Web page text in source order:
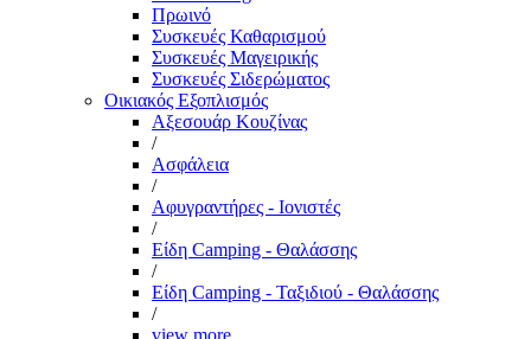
Πρωινό
Συσκευές Καθαρισμού
Συσκευές Μαγειρικής
Συσκευές Σιδερώματος
Οικιακός Εξοπλισμός
Αξεσουάρ Κουζίνας
/
Ασφάλεια
/
Αφυγραντήρες - Ιονιστές
/
Είδη Camping - Θαλάσσης
/
Είδη Camping - Ταξιδιού - Θαλάσσης
/
view more